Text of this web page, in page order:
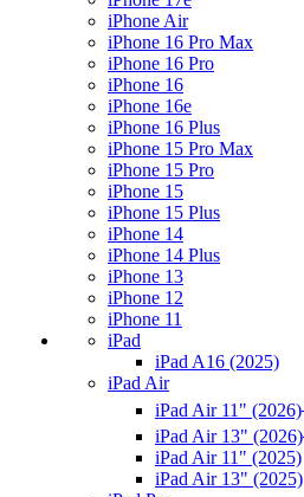
iPhone Air
iPhone 16 Pro Max
iPhone 16 Pro
iPhone 16
iPhone 16e
iPhone 16 Plus
iPhone 15 Pro Max
iPhone 15 Pro
iPhone 15
iPhone 15 Plus
iPhone 14
iPhone 14 Plus
iPhone 13
iPhone 12
iPhone 11
iPad
iPad A16 (2025)
iPad Air
iPad Air 11" (2026)
iPad Air 13" (2026)
iPad Air 11" (2025)
iPad Air 13" (2025)